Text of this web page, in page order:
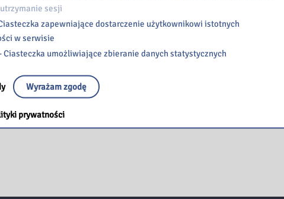
sesji
zapewniające dostarczenie użytkownikowi istotnych
w serwisie
Ciasteczka umożliwiające zbieranie danych statystycznych
Wyrażam zgodę
prywatności